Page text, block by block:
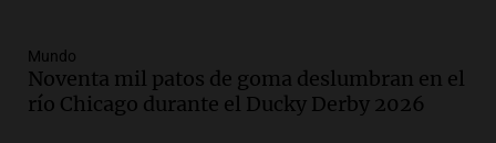
Mundo
Noventa mil patos de goma deslumbran en el
río Chicago durante el Ducky Derby 2026